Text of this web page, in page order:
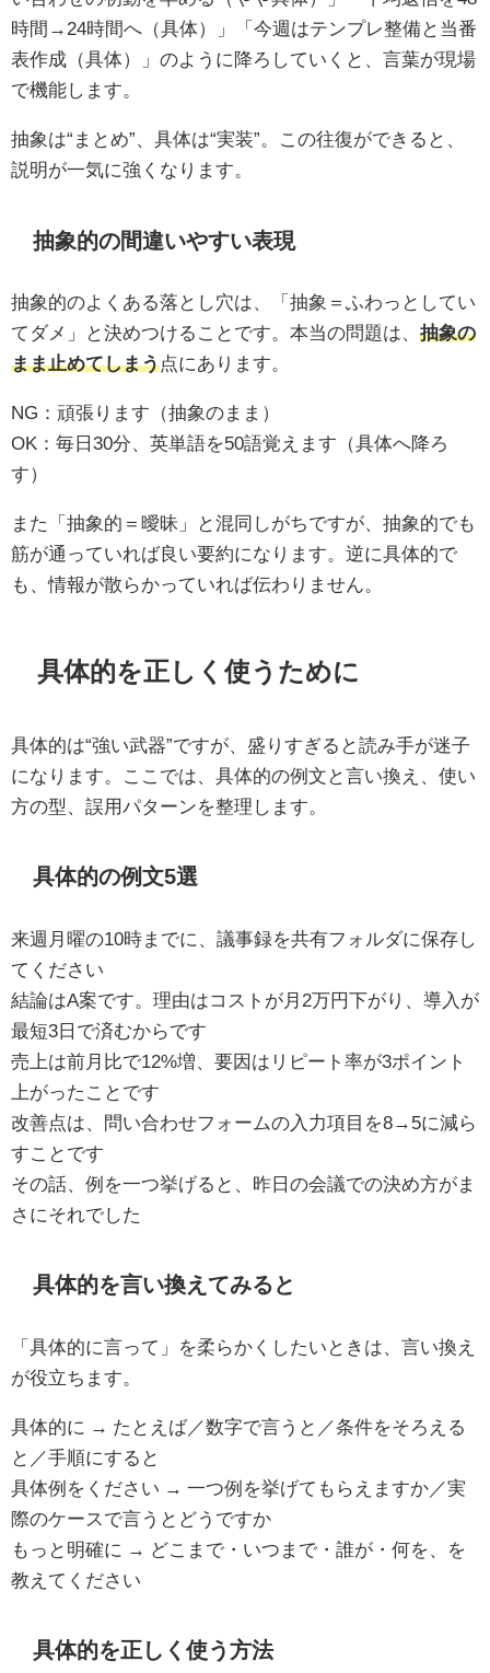
時間→24時間へ（具体）」「今週はテンプレ整備と当番
表作成（具体）」のように降ろしていくと、言葉が現場
で機能します。
抽象は“まとめ”、具体は“実装”。この往復ができると、
説明が一気に強くなります。
抽象的の間違いやすい表現
抽象的のよくある落とし穴は、「抽象＝ふわっとしてい
てダメ」と決めつけることです。本当の問題は、 抽象の
まま止めてしまう点にあります。
NG：頑張ります（抽象のまま）
OK：毎日30分、英単語を50語覚えます（具体へ降ろ
す）
また「抽象的＝曖昧」と混同しがちですが、抽象的でも
筋が通っていれば良い要約になります。逆に具体的で
も、情報が散らかっていれば伝わりません。
具体的を正しく使うために
具体的は“強い武器”ですが、盛りすぎると読み手が迷子
になります。ここでは、具体的の例文と言い換え、使い
方の型、誤用パターンを整理します。
具体的の例文5選
来週月曜の10時までに、議事録を共有フォルダに保存し
てください
結論はA案です。理由はコストが月2万円下がり、導入が
最短3日で済むからです
売上は前月比で12%増、要因はリピート率が3ポイント
上がったことです
改善点は、問い合わせフォームの入力項目を8→5に減ら
すことです
その話、例を一つ挙げると、昨日の会議での決め方がま
さにそれでした
具体的を言い換えてみると
「具体的に言って」を柔らかくしたいときは、言い換え
が役立ちます。
具体的に → たとえば／数字で言うと／条件をそろえる
と／手順にすると
具体例をください → 一つ例を挙げてもらえますか／実
際のケースで言うとどうですか
もっと明確に → どこまで・いつまで・誰が・何を、を
教えてください
具体的を正しく使う方法